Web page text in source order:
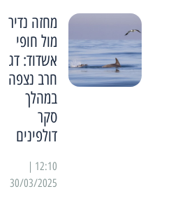
מחזה נדיר
מול חופי
אשדוד: דג
חרב נצפה
במהלך
סקר
דולפינים
30/03/2025